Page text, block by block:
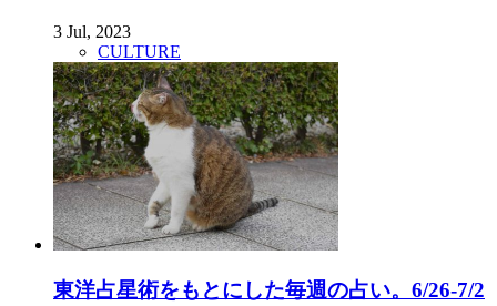
3 Jul, 2023
CULTURE
東洋占星術をもとにした毎週の占い。6/26-7/2